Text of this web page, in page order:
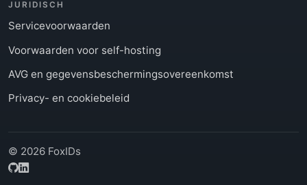
JURIDISCH
Servicevoorwaarden
Voorwaarden voor self-hosting
AVG en gegevensbeschermingsovereenkomst
Privacy- en cookiebeleid
© 2026 FoxIDs
GitHub
LinkedIn